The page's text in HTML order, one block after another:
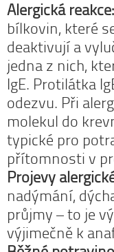
Alergická reakce:
bílkovin, které
deaktivují a
jedna z nich,
IgE. Protilátka
odezvu. Při
molekul do
typické pro
přítomnosti v
Projevy
nadýmání,
průjmy – to je
výjimečně k